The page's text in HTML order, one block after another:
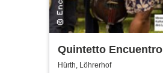
Quintetto Encuentro
Hürth, Löhrerhof